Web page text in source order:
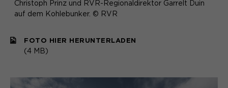
Christoph Prinz und RVR-Regionaldirektor Garrelt Duin
auf dem Kohlebunker. © RVR
FOTO HIER HERUNTERLADEN
(4 MB)